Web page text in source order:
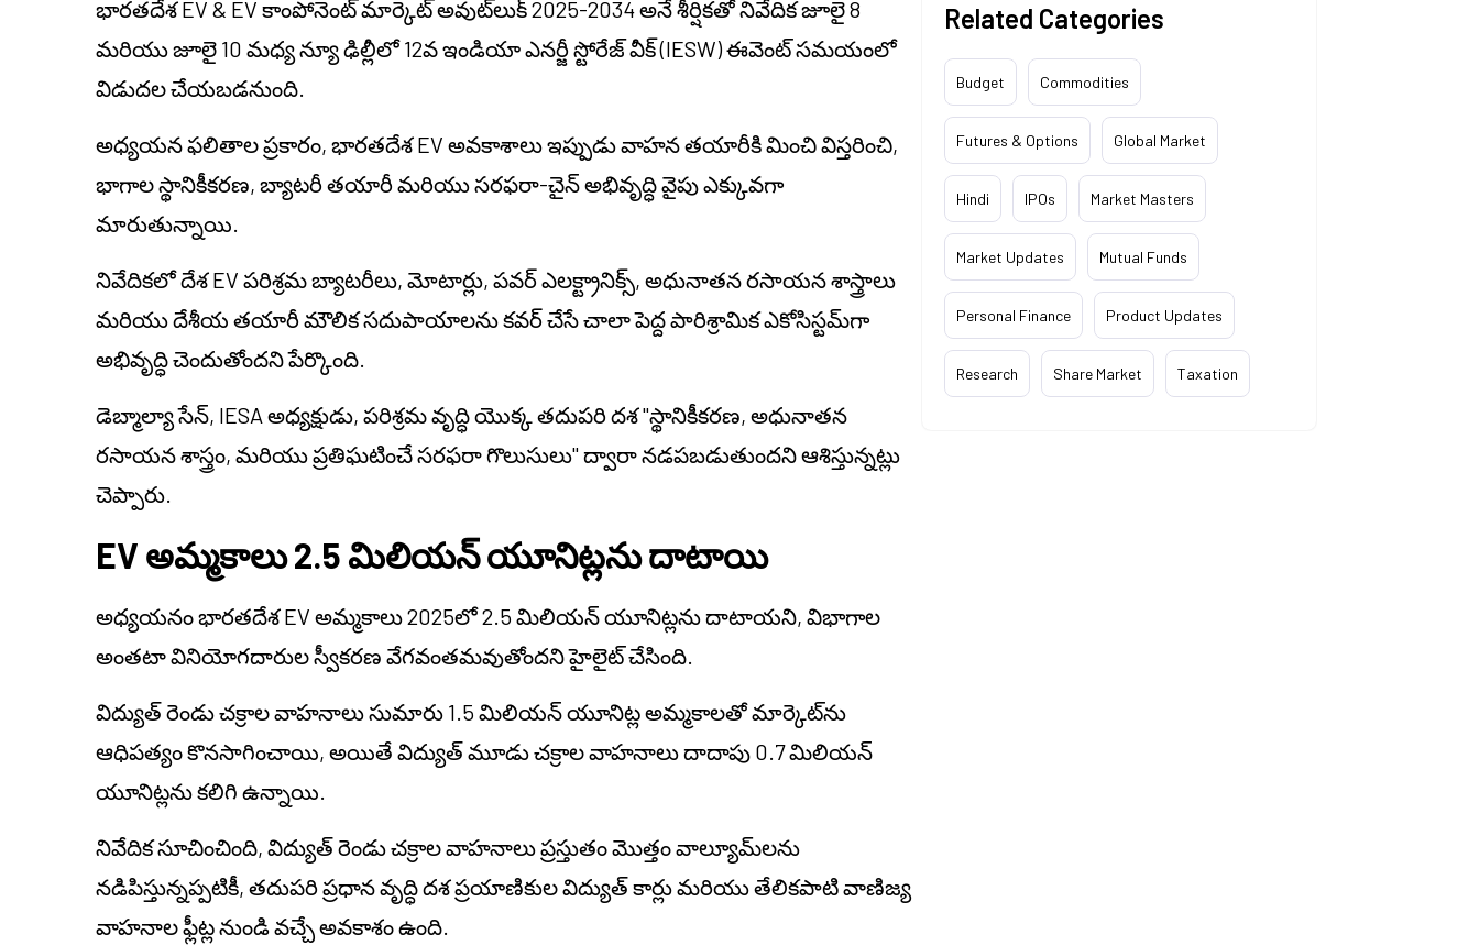
భారతదేశ EV & EV కాంపోనెంట్ మార్కెట్ అవుట్‌లుక్ 2025-2034 అనే శీర్షికతో నివేదిక జూలై 8
మరియు జూలై 10 మధ్య న్యూ ఢిల్లీలో 12వ ఇండియా ఎనర్జీ స్టోరేజ్ వీక్ (IESW) ఈవెంట్ సమయంలో
విడుదల చేయబడనుంది.
అధ్యయన ఫలితాల ప్రకారం, భారతదేశ EV అవకాశాలు ఇప్పుడు వాహన తయారీకి మించి విస్తరించి,
భాగాల స్థానికీకరణ, బ్యాటరీ తయారీ మరియు సరఫరా-చైన్ అభివృద్ధి వైపు ఎక్కువగా
మారుతున్నాయి.
నివేదికలో దేశ EV పరిశ్రమ బ్యాటరీలు, మోటార్లు, పవర్ ఎలక్ట్రానిక్స్, అధునాతన రసాయన శాస్త్రాలు
మరియు దేశీయ తయారీ మౌలిక సదుపాయాలను కవర్ చేసే చాలా పెద్ద పారిశ్రామిక ఎకోసిస్టమ్‌గా
అభివృద్ధి చెందుతోందని పేర్కొంది.
డెబ్మాల్యా సేన్, IESA అధ్యక్షుడు, పరిశ్రమ వృద్ధి యొక్క తదుపరి దశ "స్థానికీకరణ, అధునాతన
రసాయన శాస్త్రం, మరియు ప్రతిఘటించే సరఫరా గొలుసులు" ద్వారా నడపబడుతుందని ఆశిస్తున్నట్లు
చెప్పారు.
EV అమ్మకాలు 2.5 మిలియన్ యూనిట్లను దాటాయి
అధ్యయనం భారతదేశ EV అమ్మకాలు 2025లో 2.5 మిలియన్ యూనిట్లను దాటాయని, విభాగాల
అంతటా వినియోగదారుల స్వీకరణ వేగవంతమవుతోందని హైలైట్ చేసింది.
విద్యుత్ రెండు చక్రాల వాహనాలు సుమారు 1.5 మిలియన్ యూనిట్ల అమ్మకాలతో మార్కెట్‌ను
ఆధిపత్యం కొనసాగించాయి, అయితే విద్యుత్ మూడు చక్రాల వాహనాలు దాదాపు 0.7 మిలియన్
యూనిట్లను కలిగి ఉన్నాయి.
నివేదిక సూచించింది, విద్యుత్ రెండు చక్రాల వాహనాలు ప్రస్తుతం మొత్తం వాల్యూమ్‌లను
నడిపిస్తున్నప్పటికీ, తదుపరి ప్రధాన వృద్ధి దశ ప్రయాణికుల విద్యుత్ కార్లు మరియు తేలికపాటి వాణిజ్య
వాహనాల ఫ్లీట్ల నుండి వచ్చే అవకాశం ఉంది.
Related Categories
Budget Commodities
Futures & Options Global Market
Hindi IPOs Market Masters
Market Updates Mutual Funds
Personal Finance Product Updates
Research Share Market Taxation